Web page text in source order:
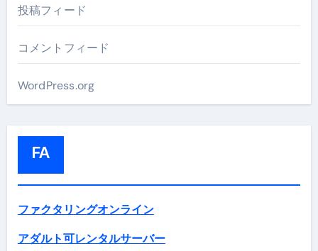
投稿フィード
コメントフィード
WordPress.org
FA
ファクタリングオンライン
アダルト可レンタルサーバー